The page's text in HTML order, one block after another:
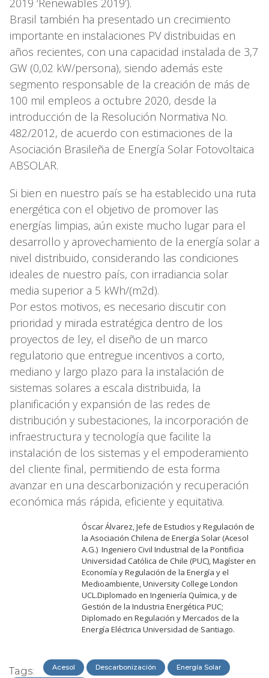
Brasil también ha presentado un crecimiento
importante en instalaciones PV distribuidas en
años recientes, con una capacidad instalada de 3,7
GW (0,02 kW/persona), siendo además este
segmento responsable de la creación de más de
100 mil empleos a octubre 2020, desde la
introducción de la Resolución Normativa No.
482/2012, de acuerdo con estimaciones de la
Asociación Brasileña de Energía Solar Fotovoltaica
ABSOLAR.
Si bien en nuestro país se ha establecido una ruta
energética con el objetivo de promover las
energías limpias, aún existe mucho lugar para el
desarrollo y aprovechamiento de la energía solar a
nivel distribuido, considerando las condiciones
ideales de nuestro país, con irradiancia solar
media superior a 5 kWh/(m2d).
Por estos motivos, es necesario discutir con
prioridad y mirada estratégica dentro de los
proyectos de ley, el diseño de un marco
regulatorio que entregue incentivos a corto,
mediano y largo plazo para la instalación de
sistemas solares a escala distribuida, la
planificación y expansión de las redes de
distribución y subestaciones, la incorporación de
infraestructura y tecnología que facilite la
instalación de los sistemas y el empoderamiento
del cliente final, permitiendo de esta forma
avanzar en una descarbonización y recuperación
económica más rápida, eficiente y equitativa.
Óscar Álvarez, Jefe de Estudios y Regulación de
la Asociación Chilena de Energía Solar (Acesol
A.G.) Ingeniero Civil Industrial de la Pontificia
Universidad Católica de Chile (PUC), Magíster en
Economía y Regulación de la Energía y el
Medioambiente, University College London
UCL.Diplomado en Ingeniería Química, y de
Gestión de la Industria Energética PUC;
Diplomado en Regulación y Mercados de la
Energía Eléctrica Universidad de Santiago.
Tags: Acesol Descarbonización Energía Solar